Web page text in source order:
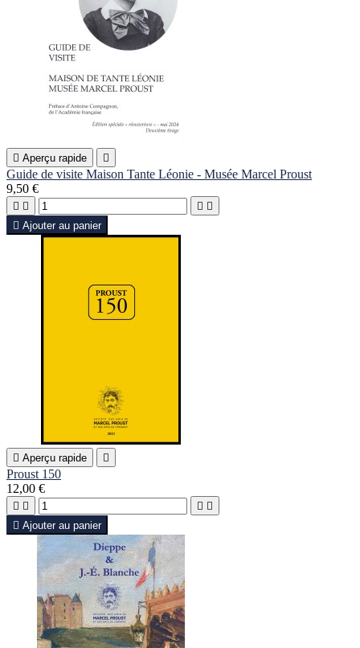
 Aperçu rapide 
Guide de visite Maison Tante Léonie - Musée Marcel Proust
9,50 €
   
 Ajouter au panier
 Aperçu rapide 
Proust 150
12,00 €
   
 Ajouter au panier